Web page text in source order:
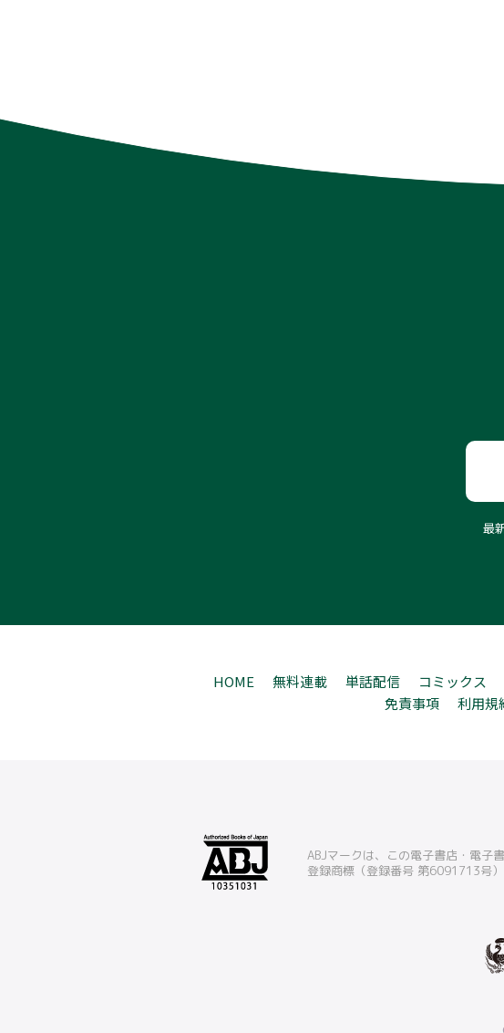
最
HOME 無料連載 単話配信 コミックス
免責事項
利用規
ABJマークは、この電子書店・電子
登録商標（登録番号 第6091713号